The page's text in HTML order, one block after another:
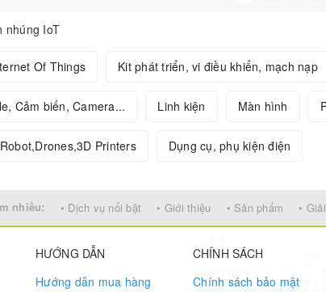
nhúng IoT
Of Things Kit phát triển, vi điều khiển, mạch nạp
Cảm biến, Camera... Linh kiện Màn hình
Printers Dụng cụ, phụ kiện điện
nhiều: • Dịch vụ nổi bật • Giới thiệu • Sản phẩm •
HƯỚNG DẪN
Hướng dẫn mua hàng
CHÍNH SÁCH
Chính sách bảo mật